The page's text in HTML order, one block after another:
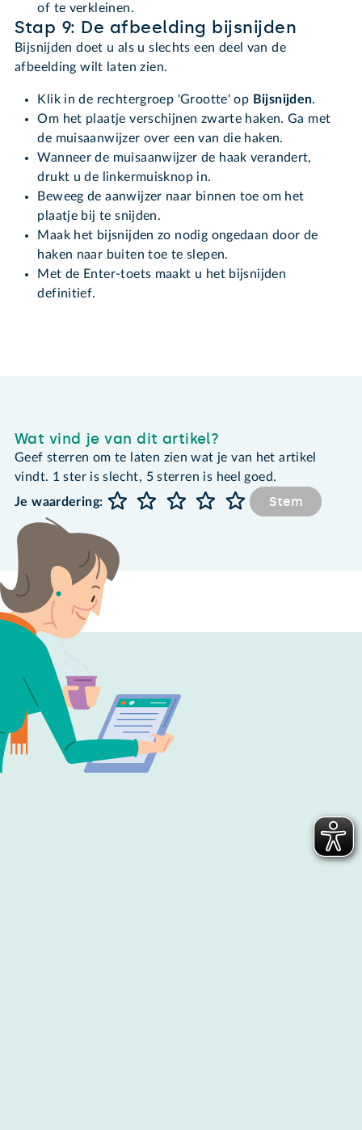
of te verkleinen.
Stap 9: De afbeelding bijsnijden
Bijsnijden doet u als u slechts een deel van de
afbeelding wilt laten zien.
Klik in de rechtergroep 'Grootte' op Bijsnijden.
Om het plaatje verschijnen zwarte haken. Ga met
de muisaanwijzer over een van die haken.
Wanneer de muisaanwijzer de haak verandert,
drukt u de linkermuisknop in.
Beweeg de aanwijzer naar binnen toe om het
plaatje bij te snijden.
Maak het bijsnijden zo nodig ongedaan door de
haken naar buiten toe te slepen.
Met de Enter-toets maakt u het bijsnijden
definitief.
Wat vind je van dit artikel?
Geef sterren om te laten zien wat je van het artikel
vindt. 1 ster is slecht, 5 sterren is heel goed.
Je waardering:
Stem